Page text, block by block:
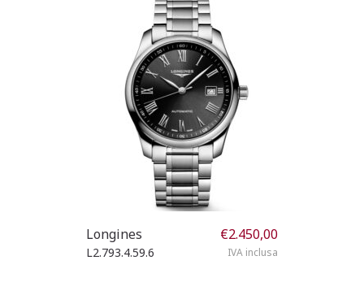
Longines
L2.793.4.59.6
€2.450,00
IVA inclusa